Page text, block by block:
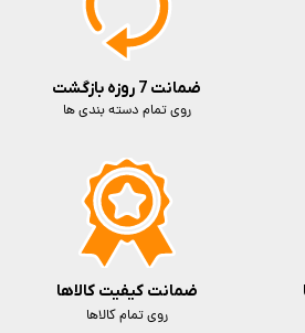
ضمانت 7 روزه بازگشت
روی تمام دسته بندی ها
ضمانت کیفیت کالاها
روی تمام کالاها